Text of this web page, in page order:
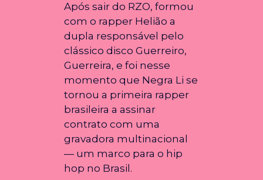
Após sair do RZO, formou
com o rapper Helião a
dupla responsável pelo
clássico disco Guerreiro,
Guerreira, e foi nesse
momento que Negra Li se
tornou a primeira rapper
brasileira a assinar
contrato com uma
gravadora multinacional
— um marco para o hip
hop no Brasil.